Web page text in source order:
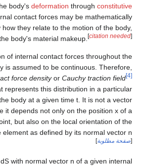
related to the body's deformation
equations. The internal contact forces may
described by how they relate to the
independent of the body's material
The distribution of internal contact
volume of the body is assumed to be
there exists acontact force densityor
T(n,x,t) that represents this
configuration of the body at a given time
field because it depends not only on
particular material point, but also on the local
surface element as defined by
.
Any differential aread Swith normal vector